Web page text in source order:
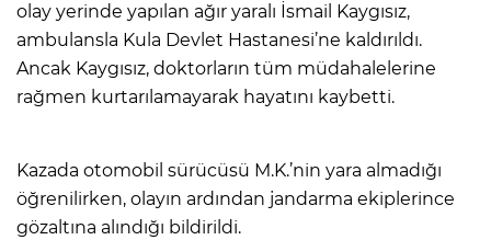
olay yerinde yapılan ağır yaralı İsmail Kaygısız,
ambulansla Kula Devlet Hastanesi’ne kaldırıldı.
Ancak Kaygısız, doktorların tüm müdahalelerine
rağmen kurtarılamayarak hayatını kaybetti.
Kazada otomobil sürücüsü M.K.’nin yara almadığı
öğrenilirken, olayın ardından jandarma ekiplerince
gözaltına alındığı bildirildi.